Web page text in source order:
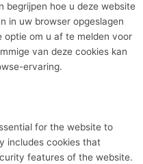
begrijpen hoe u deze website
in uw browser opgeslagen
optie om u af te melden voor
van deze cookies kan
ervaring.
for the website to
includes cookies that
features of the website.